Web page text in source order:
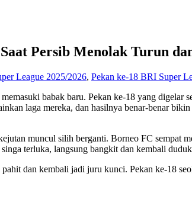
Persib Menolak Turun
League 2025/2026, Pekan ke-18 BRI Super
babak baru. Pekan ke-18 yang digelar
laga mereka, dan hasilnya benar-benar
muncul silih berganti. Borneo FC sempat
terluka, langsung bangkit dan kembali
dan kembali jadi juru kunci. Pekan ke-18